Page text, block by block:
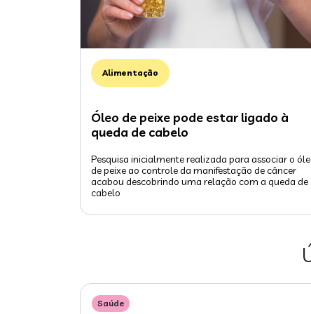
Alimentação
Óleo de peixe pode estar ligado à
queda de cabelo
Pesquisa inicialmente realizada para associar o
de peixe ao controle da manifestação de câncer
acabou descobrindo uma relação com a queda de
cabelo
Saúde